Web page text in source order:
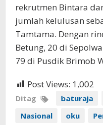
rekrutmen Bintara
jumlah kelulusan
Tamtama. Dengan
Betung, 20 di
79 di Pusdik Brimob
Post Views: 1,002
Ditag baturaja
Nasional
oku